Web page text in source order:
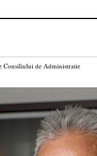
Consiliului de Administratie